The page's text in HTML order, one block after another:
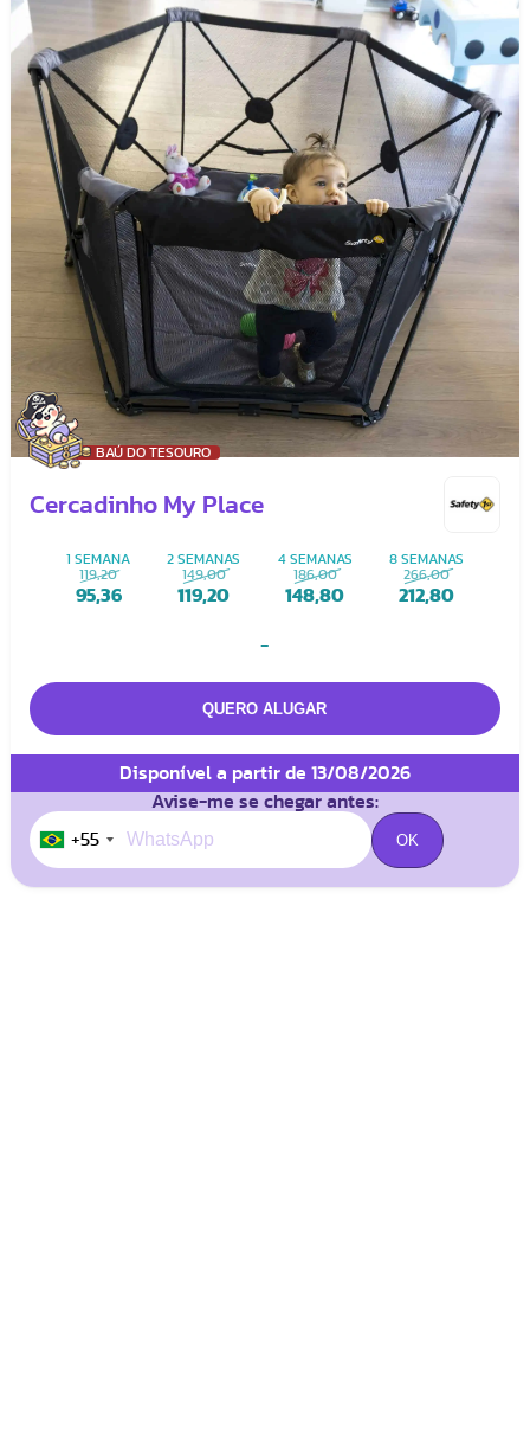
BAÚ DO TESOURO
Cercadinho My Place
1 SEMANA
119,20
95,36
2 SEMANAS
149,00
119,20
4 SEMANAS
186,00
148,80
8 SEMANAS
266,00
212,80
-
Disponível a partir de 13/08/2026
Avise-me se chegar antes:
+55